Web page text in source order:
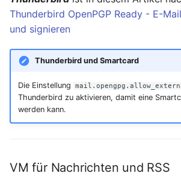
Thunderbird OpenPGP Ready - E-
und signieren
Thunderbird und Smartcard
Die Einstellung
Thunderbird zu aktivieren, damit eine
werden kann.
VM für Nachrichten und RSS